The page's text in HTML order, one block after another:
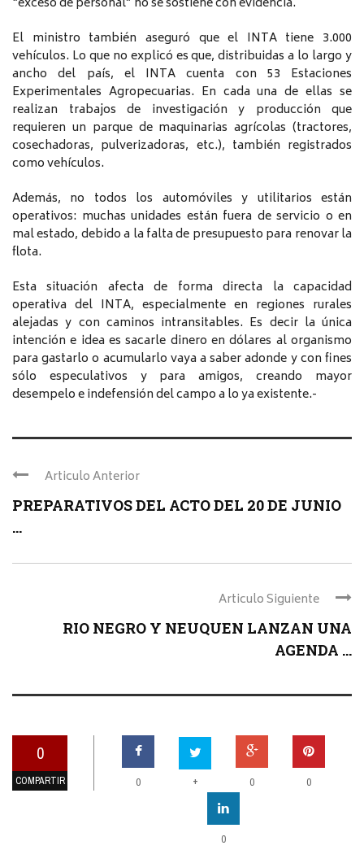
El ministro también aseguró que el INTA tiene 3.000
vehículos. Lo que no explicó es que, distribuidas a lo largo y
ancho del país, el INTA cuenta con 53 Estaciones
Experimentales Agropecuarias. En cada una de ellas se
realizan trabajos de investigación y producción que
requieren un parque de maquinarias agrícolas (tractores,
cosechadoras, pulverizadoras, etc.), también registrados
como vehículos.
Además, no todos los automóviles y utilitarios están
operativos: muchas unidades están fuera de servicio o en
mal estado, debido a la falta de presupuesto para renovar la
flota.
Esta situación afecta de forma directa la capacidad
operativa del INTA, especialmente en regiones rurales
alejadas y con caminos intransitables. Es decir la única
intención e idea es sacarle dinero en dólares al organismo
para gastarlo o acumularlo vaya a saber adonde y con fines
sólo especulativos y para amigos, creando mayor
desempelo e indefensión del campo a lo ya existente.-
Articulo Anterior
PREPARATIVOS DEL ACTO DEL 20 DE JUNIO
...
Articulo Siguiente
RIO NEGRO Y NEUQUEN LANZAN UNA
AGENDA ...
0
COMPARTIR 0 + 0 0
0